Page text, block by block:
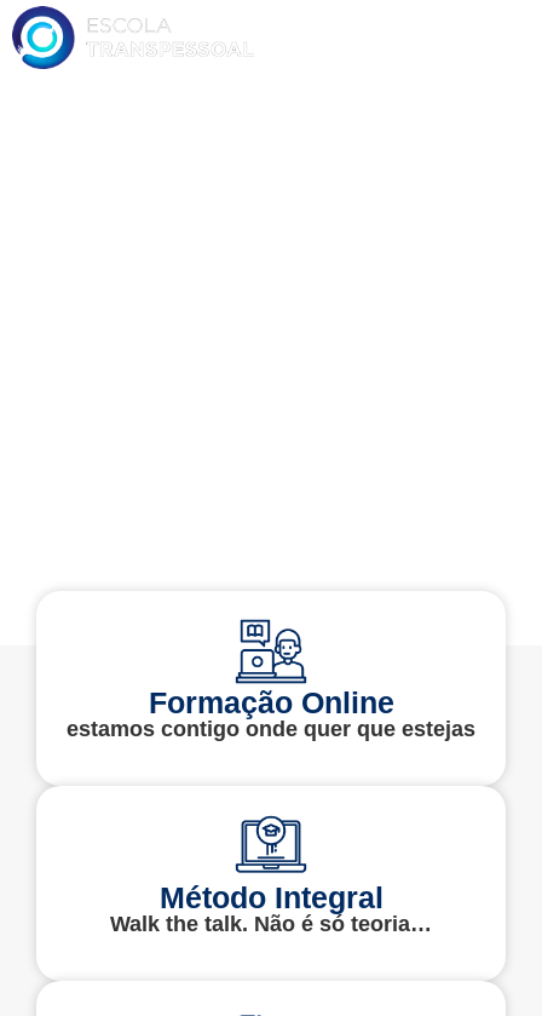
Formação Online
estamos contigo onde quer que estejas
Método Integral
Walk the talk. Não é só teoria…